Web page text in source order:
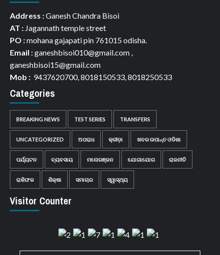
Address :Ganesh Chandra Bisoi
AT : Jagannath temple street
PO :mohana gajapati pin 761015 odisha.
Email :ganeshbisoi010@gmail.com ,
ganeshbisoi15@gmail.com
Mob : 9437620700, 8018150533, 8018250533
Categories
BREAKING NEWS TEST SERIES TRANSFERS
UNCATEGORIZED ଅପରାଧ କ୍ରୀଡ଼ା ଖବର ଉପାନ୍ତ ଓଡିଶା
ପର୍ଯ୍ୟଟନ ବ୍ୟବସାୟ ମନୋରଞ୍ଜନ ଯୋଗାଯୋଗ ରାଜନୀତି
ରାଶିଫଳ ଶିକ୍ଷା ସମାଚାର ସ୍ୱାସ୍ଥ୍ୟ
Visitor Counter